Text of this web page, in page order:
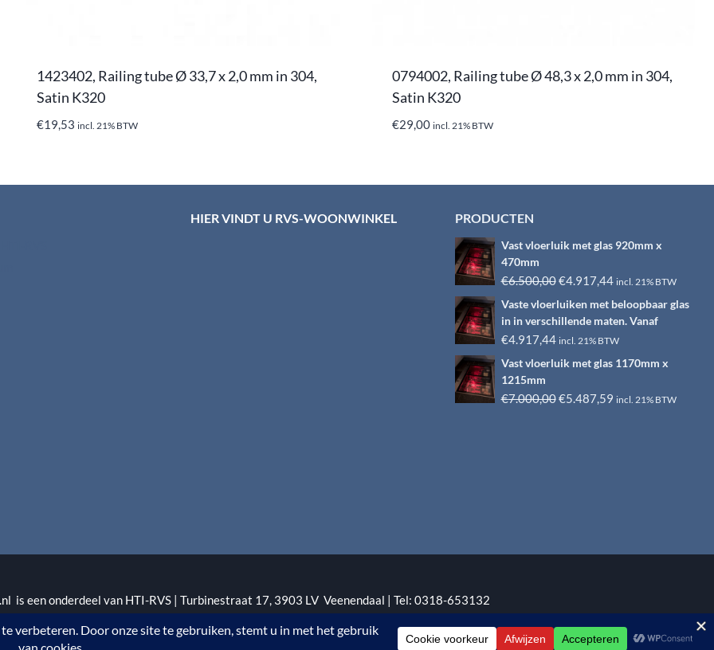
1423402, Railing tube Ø 33,7 x 2,0 mm in 304,
Satin K320
€19,53 incl. 21% BTW
0794002, Railing tube Ø 48,3 x 2,0 mm in 304,
Satin K320
€29,00 incl. 21% BTW
HIER VINDT U RVS-WOONWINKEL PRODUCTEN
Vast vloerluik met glas 920mm x
470mm
€6.500,00Oorspronkelijke
prijs
was:
€6.500,00.
€4.917,44Huidige
prijs
is:
€4.917,44.
incl. 21% BTW
Vaste vloerluiken met beloopbaar glas
in in verschillende maten. Vanaf
€4.917,44 incl. 21% BTW
Vast vloerluik met glas 1170mm x
1215mm
€7.000,00Oorspronkelijke
€5.487,59Huidige
incl. 21% BTW
is een onderdeel van HTI-RVS | Turbinestraat 17, 3903 LV Veenendaal | Tel: 0318-653132